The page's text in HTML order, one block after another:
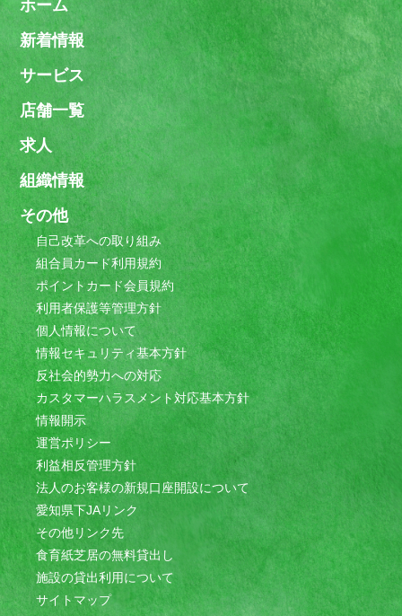
ホーム
新着情報
サービス
店舗一覧
求人
組織情報
その他
自己改革への取り組み
組合員カード利用規約
ポイントカード会員規約
利用者保護等管理方針
個人情報について
情報セキュリティ基本方針
反社会的勢力への対応
カスタマーハラスメント対応基本方針
情報開示
運営ポリシー
利益相反管理方針
法人のお客様の新規口座開設について
愛知県下JAリンク
その他リンク先
食育紙芝居の無料貸出し
施設の貸出利用について
サイトマップ